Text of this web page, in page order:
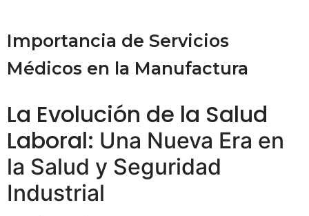
Importancia de Servicios
Médicos en la Manufactura
La Evolución de la Salud
Laboral: Una Nueva Era en
la Salud y Seguridad
Industrial